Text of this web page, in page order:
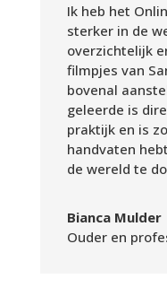
Ik heb het
sterker in de
overzichtelijk
filmpjes van
bovenal
geleerde is
praktijk en is
handvaten
de wereld te
Bianca Mulder
Ouder en